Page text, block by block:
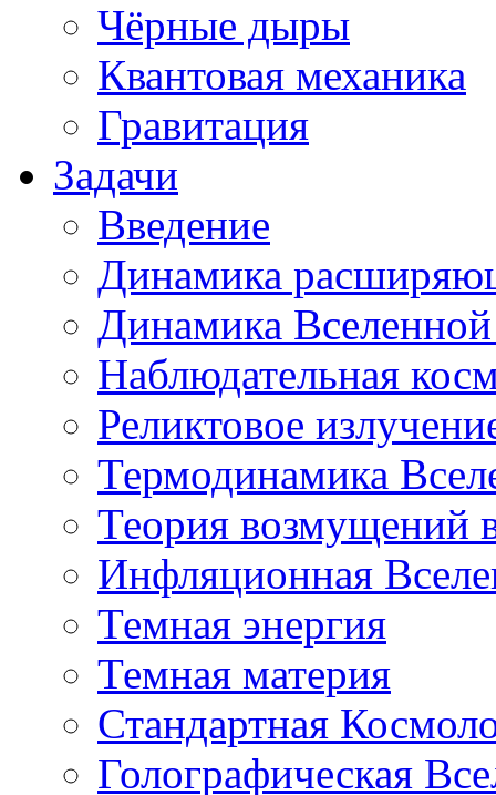
Чёрные дыры
Квантовая механика
Гравитация
Задачи
Введение
Динамика
Динамика
Наблюдательная
Реликтовое
Термодинамика
Теория возмущений
Инфляционная
Темная энергия
Темная материя
Стандартная
Голографическая